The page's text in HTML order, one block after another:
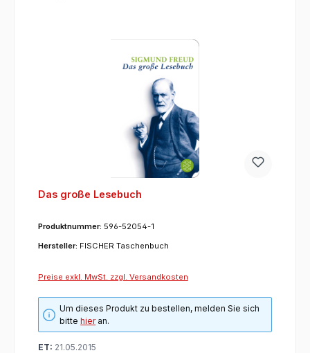
Das große Lesebuch
Produktnummer: 596-52054-1
Hersteller: FISCHER Taschenbuch
Preise exkl. MwSt. zzgl. Versandkosten
Um dieses Produkt zu bestellen, melden Sie sich
bittehieran.
ET: 21.05.2015